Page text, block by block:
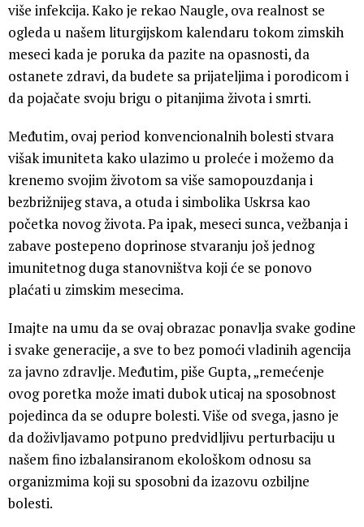
više infekcija. Kako je rekao Naugle, ova realnost se
ogleda u našem liturgijskom kalendaru tokom zimskih
meseci kada je poruka da pazite na opasnosti, da
ostanete zdravi, da budete sa prijateljima i porodicom i
da pojačate svoju brigu o pitanjima života i smrti.
Međutim, ovaj period konvencionalnih bolesti stvara
višak imuniteta kako ulazimo u proleće i možemo da
krenemo svojim životom sa više samopouzdanja i
bezbrižnijeg stava, a otuda i simbolika Uskrsa kao
početka novog života. Pa ipak, meseci sunca, vežbanja i
zabave postepeno doprinose stvaranju još jednog
imunitetnog duga stanovništva koji će se ponovo
plaćati u zimskim mesecima.
Imajte na umu da se ovaj obrazac ponavlja svake godine
i svake generacije, a sve to bez pomoći vladinih agencija
za javno zdravlje. Međutim, piše Gupta, „remećenje
ovog poretka može imati dubok uticaj na sposobnost
pojedinca da se odupre bolesti. Više od svega, jasno je
da doživljavamo potpuno predvidljivu perturbaciju u
našem fino izbalansiranom ekološkom odnosu sa
organizmima koji su sposobni da izazovu ozbiljne
bolesti.